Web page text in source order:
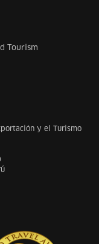
Tourism
y el Turismo